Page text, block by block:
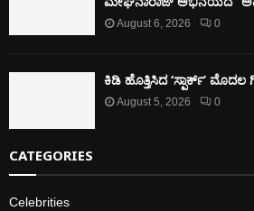
August 6, 2026 0
ಕಿಡಿ‌‌ ಹೊತ್ತಿಸಿದ ‘ಸ್ಪಾರ್ಕ್’ ಮೊದಲ‌
August 5, 2026 0
CATEGORIES
Celebrities